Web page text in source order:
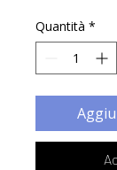
Quantità *